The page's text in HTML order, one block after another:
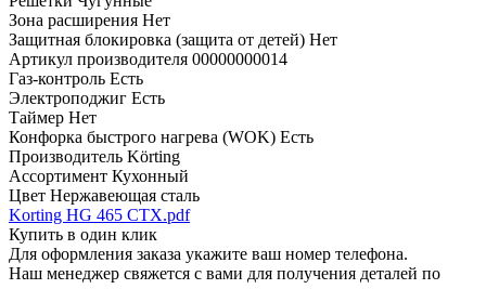
Зона расширения Нет
Защитная блокировка (защита от детей) Нет
Артикул производителя 00000000014
Газ-контроль Есть
Электроподжиг Есть
Таймер Нет
Конфорка быстрого нагрева (WOK) Есть
Производитель Körting
Ассортимент Кухонный
Цвет Нержавеющая сталь
Korting HG 465 CTX.pdf
Купить в один клик
Для оформления заказа укажите ваш номер телефона.
Наш менеджер свяжется с вами для получения деталей по